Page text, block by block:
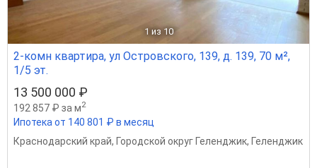
1 из 10
2-комн квартира, ул Островского, 139, д. 139, 70 м²,
1/5 эт.
13 500 000 ₽
192 857 ₽ за м2
Ипотека от 140 801 ₽ в месяц
Краснодарский край, Городской округ Геленджик, Геленджик